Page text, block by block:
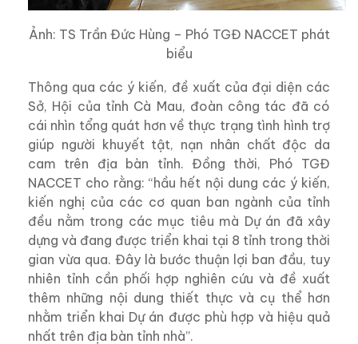
Ảnh: TS Trần Đức Hùng – Phó TGĐ NACCET phát
biểu
Thông qua các ý kiến, đề xuất của đại diện các
Sở, Hội của tỉnh Cà Mau, đoàn công tác đã có
cái nhìn tổng quát hơn về thực trạng tình hình trợ
giúp người khuyết tật, nạn nhân chất độc da
cam trên địa bàn tỉnh. Đồng thời, Phó TGĐ
NACCET cho rằng: “hầu hết nội dung các ý kiến,
kiến nghị của các cơ quan ban ngành của tỉnh
đều nằm trong các mục tiêu mà Dự án đã xây
dựng và đang được triển khai tại 8 tỉnh trong thời
gian vừa qua. Đây là bước thuận lợi ban đầu, tuy
nhiên tỉnh cần phối hợp nghiên cứu và đề xuất
thêm những nội dung thiết thực và cụ thể hơn
nhằm triển khai Dự án được phù hợp và hiệu quả
nhất trên địa bàn tỉnh nhà”.